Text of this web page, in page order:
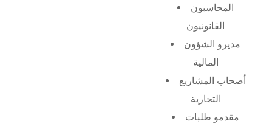
المحاسبون
القانونيون
مديرو الشؤون
المالية
أصحاب المشاريع
التجارية
مقدمو طلبات